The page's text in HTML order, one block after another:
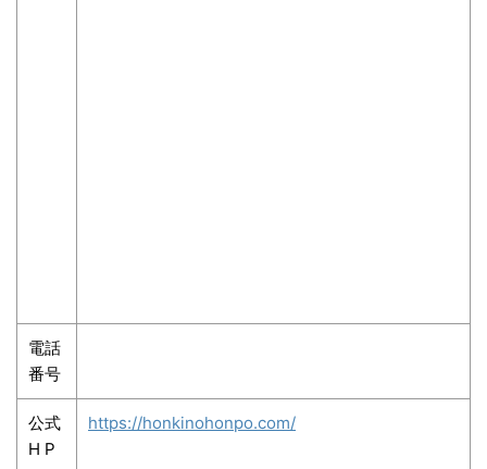
電話
番号
公式
H P
https://honkinohonpo.com/